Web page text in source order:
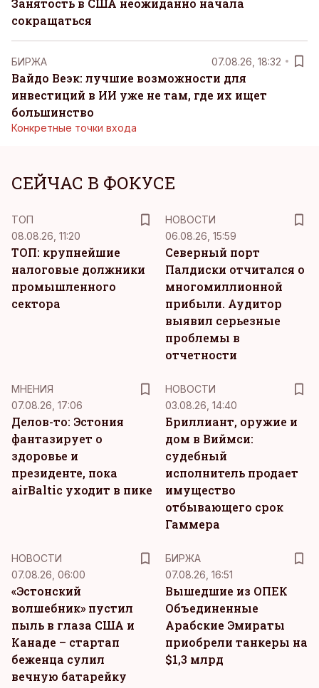
Занятость в США неожиданно начала
сокращаться
БИРЖА 07.08.26, 18:32
Вайдо Веэк: лучшие возможности для
инвестиций в ИИ уже не там, где их ищет
большинство
Конкретные точки входа
СЕЙЧАС В ФОКУСЕ
ТОП
08.08.26, 11:20
ТОП: крупнейшие
налоговые должники
промышленного
сектора
НОВОСТИ
06.08.26, 15:59
Северный порт
Палдиски отчитался о
многомиллионной
прибыли. Аудитор
выявил серьезные
проблемы в
отчетности
MНЕНИЯ
07.08.26, 17:06
Делов-то: Эстония
фантазирует о
здоровье и
президенте, пока
airBaltic уходит в пике
НОВОСТИ
03.08.26, 14:40
Бриллиант, оружие и
дом в Виймси:
судебный
исполнитель продает
имущество
отбывающего срок
Гаммера
НОВОСТИ
07.08.26, 06:00
«Эстонский
волшебник» пустил
пыль в глаза США и
Канаде – стартап
беженца сулил
вечную батарейку
БИРЖА
07.08.26, 16:51
Вышедшие из ОПЕК
Объединенные
Арабские Эмираты
приобрели танкеры на
$1,3 млрд